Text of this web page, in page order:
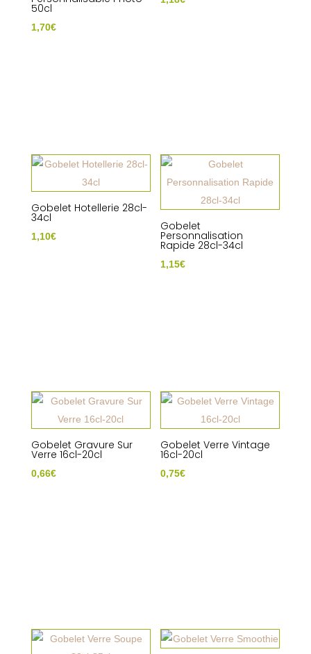
50cl
1,70€
Gobelet Hotellerie 28cl-
34cl
1,10€
Gobelet
Personnalisation
Rapide 28cl-34cl
1,15€
Gobelet Gravure Sur
Verre 16cl-20cl
0,66€
Gobelet Verre Vintage
16cl-20cl
0,75€